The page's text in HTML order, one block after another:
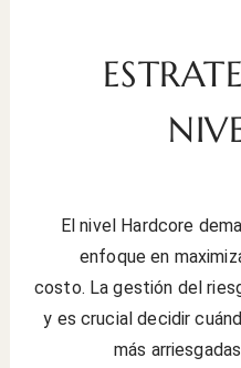
El nivel Hardcore
enfoque en
costo. La gestión del
y es crucial decidir
más